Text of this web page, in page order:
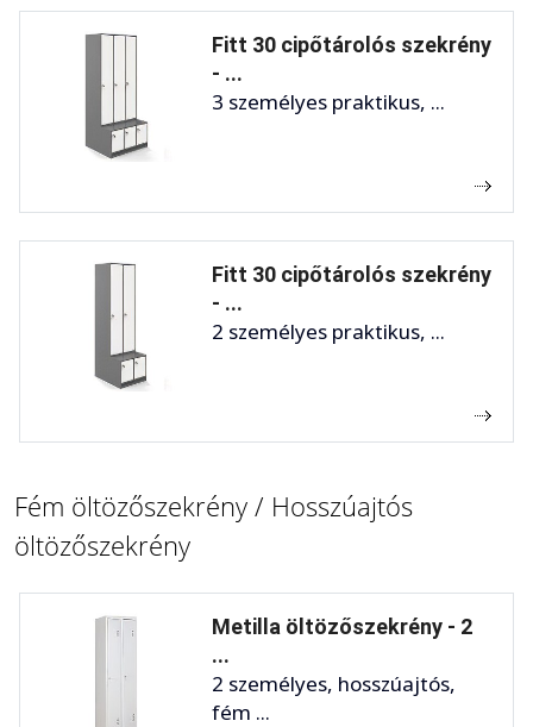
Fitt 30 cipőtárolós szekrény
- ...
3 személyes praktikus, ...
Fitt 30 cipőtárolós szekrény
- ...
2 személyes praktikus, ...
Fém öltözőszekrény / Hosszúajtós
öltözőszekrény
Metilla öltözőszekrény - 2
...
2 személyes, hosszúajtós,
fém ...